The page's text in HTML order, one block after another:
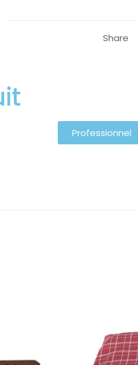
Share
Professionnel